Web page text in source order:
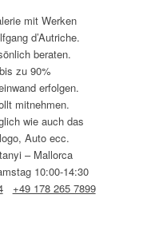
mit Werken
d’Autriche.
beraten.
zu 90%
erfolgen.
mitnehmen.
wie auch das
Auto ecc.
– Mallorca
10:00-14:30
+49 178 265 7899